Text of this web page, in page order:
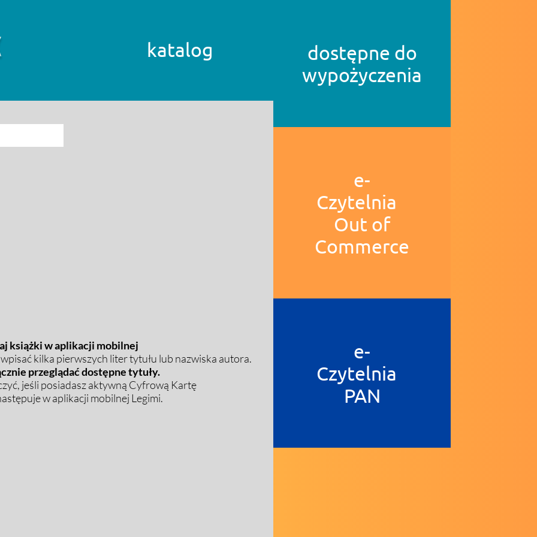
katalog
książki w aplikacji mobilnej
kilka pierwszych liter tytułu lub nazwiska autora.
przeglądać dostępne tytuły.
jeśli posiadasz aktywną Cyfrową Kartę
w aplikacji mobilnej Legimi.
dostępne do
wypożyczenia
e-
Czytelnia
Out of
Commerce
e-
Czytelnia
PAN